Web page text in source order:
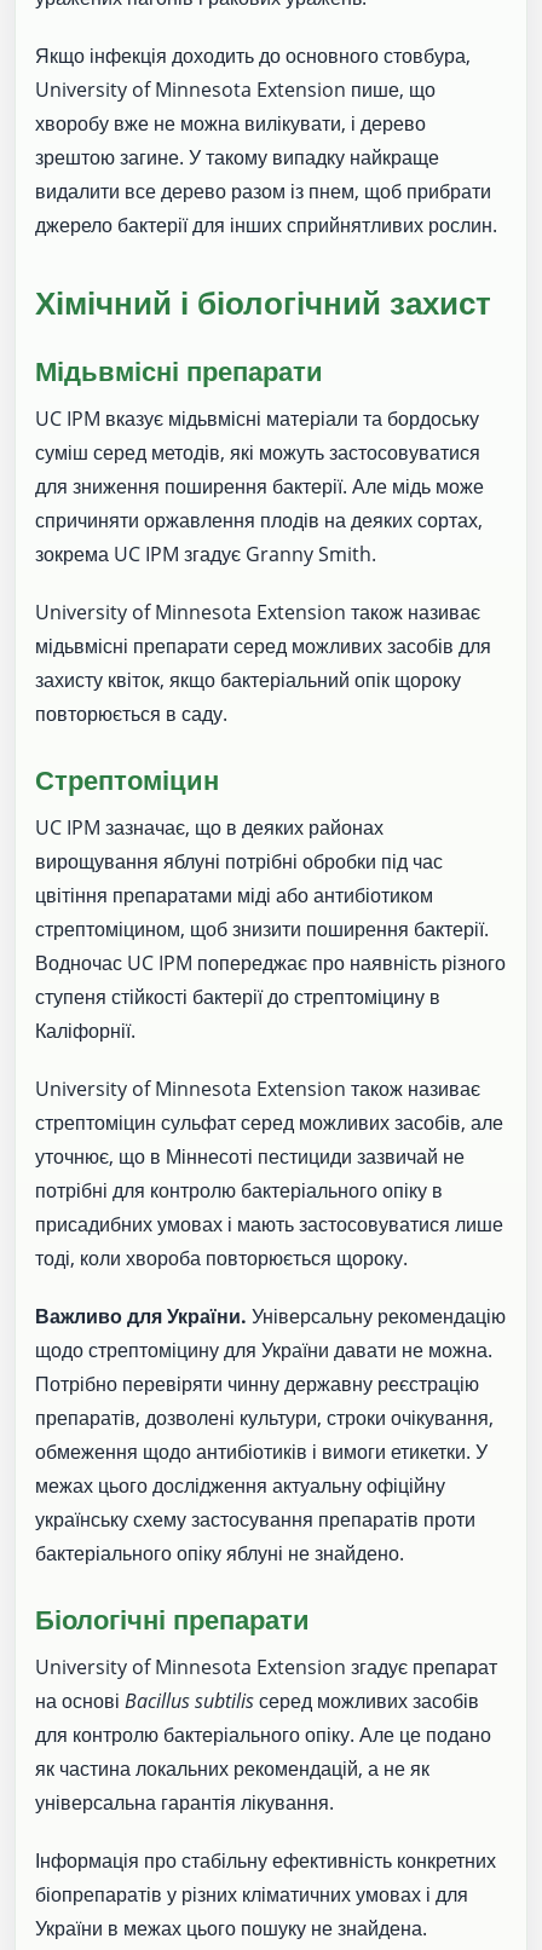
Якщо інфекція доходить до основного стовбура,
University of Minnesota Extension пише, що
хворобу вже не можна вилікувати, і дерево
зрештою загине. У такому випадку найкраще
видалити все дерево разом із пнем, щоб прибрати
джерело бактерії для інших сприйнятливих рослин.
Хімічний і біологічний захист
Мідьвмісні препарати
UC IPM вказує мідьвмісні матеріали та бордоську
суміш серед методів, які можуть застосовуватися
для зниження поширення бактерії. Але мідь може
спричиняти оржавлення плодів на деяких сортах,
зокрема UC IPM згадує Granny Smith.
University of Minnesota Extension також називає
мідьвмісні препарати серед можливих засобів для
захисту квіток, якщо бактеріальний опік щороку
повторюється в саду.
Стрептоміцин
UC IPM зазначає, що в деяких районах
вирощування яблуні потрібні обробки під час
цвітіння препаратами міді або антибіотиком
стрептоміцином, щоб знизити поширення бактерії.
Водночас UC IPM попереджає про наявність різного
ступеня стійкості бактерії до стрептоміцину в
Каліфорнії.
University of Minnesota Extension також називає
стрептоміцин сульфат серед можливих засобів, але
уточнює, що в Міннесоті пестициди зазвичай не
потрібні для контролю бактеріального опіку в
присадибних умовах і мають застосовуватися лише
тоді, коли хвороба повторюється щороку.
Важливо для України. Універсальну рекомендацію
щодо стрептоміцину для України давати не можна.
Потрібно перевіряти чинну державну реєстрацію
препаратів, дозволені культури, строки очікування,
обмеження щодо антибіотиків і вимоги етикетки. У
межах цього дослідження актуальну офіційну
українську схему застосування препаратів проти
бактеріального опіку яблуні не знайдено.
Біологічні препарати
University of Minnesota Extension згадує препарат
на основі Bacillus subtilisсеред можливих засобів
для контролю бактеріального опіку. Але це подано
як частина локальних рекомендацій, а не як
універсальна гарантія лікування.
Інформація про стабільну ефективність конкретних
біопрепаратів у різних кліматичних умовах і для
України в межах цього пошуку не знайдена.